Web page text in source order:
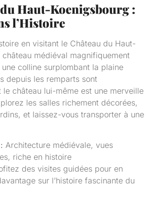
Haut-Koenigsbourg :
l’Histoire
en visitant le Château du Haut-
château médiéval magnifiquement
colline surplombant la plaine
depuis les remparts sont
le château lui-même est une merveille
les salles richement décorées,
et laissez-vous transporter à une
Architecture médiévale, vues
riche en histoire
des visites guidées pour en
sur l’histoire fascinante du